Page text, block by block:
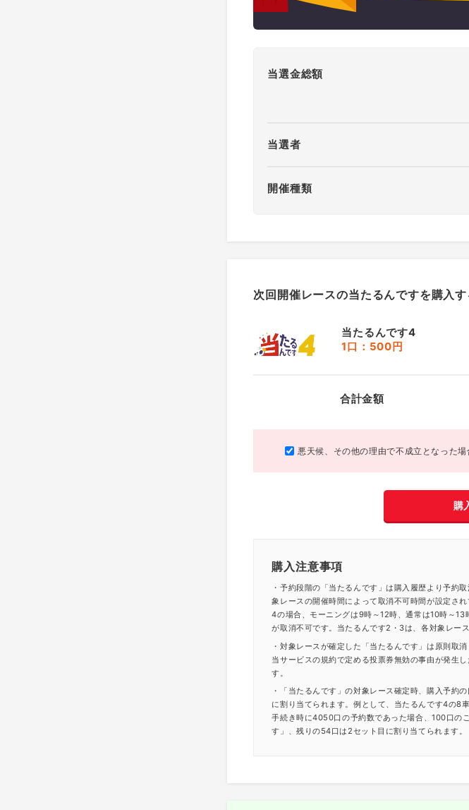
当選金総額
当選者
開催種類
次回開催レースの当たるんですを購入す
当たるんです4
1口：500円
合計金額
悪天候、その他の理由で不成立となった
購
購入注意事項
・予約段階の「当たるんです」は購入履歴より予約
象レースの開催時間によって取消不可時間が設定さ
4の場合、モーニングは9時～12時、通常は10時～
が取消不可です。当たるんです2・3は、各対象レー
・対象レースが確定した「当たるんです」は原則取
当サービスの規約で定める投票券無効の事由が発生
す。
・「当たるんです」の対象レース確定時、購入予約
に割り当てられます。例として、当たるんです4の8
手続き時に4050口の予約数であった場合、100口の
す」、残りの54口は2セット目に割り当てられます。